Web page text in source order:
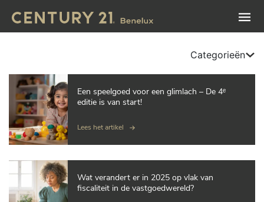
Categorieën
Een speelgoed voor een glimlach – De 4ᵉ
editie is van start!
Lees het artikel
Wat verandert er in 2025 op vlak van
fiscaliteit in de vastgoedwereld?